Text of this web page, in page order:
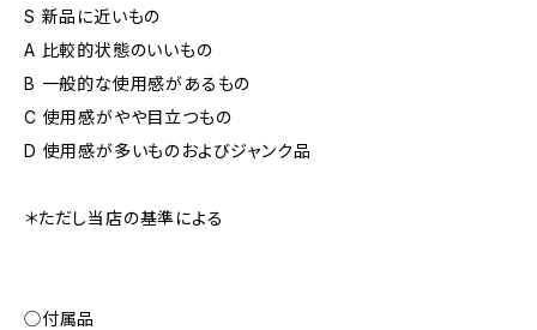
S 新品に近いもの
A 比較的状態のいいもの
B 一般的な使用感があるもの
C 使用感がやや目立つもの
D 使用感が多いものおよびジャンク品
＊ただし当店の基準による
◯付属品